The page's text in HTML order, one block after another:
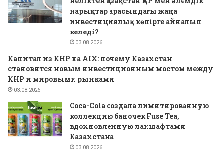
нарықтар арасындағы жаңа
инвестициялық көпірге айналып
келеді?
03.08.2026
Капитал из КНР на AIX: почему Казахстан
становится новым инвестиционным мостом между
КНР и мировыми рынками
03.08.2026
Coca-Cola создала лимитированную
коллекцию баночек Fuse Tea,
вдохновленную ланшафтами
Казахстана
03.08.2026